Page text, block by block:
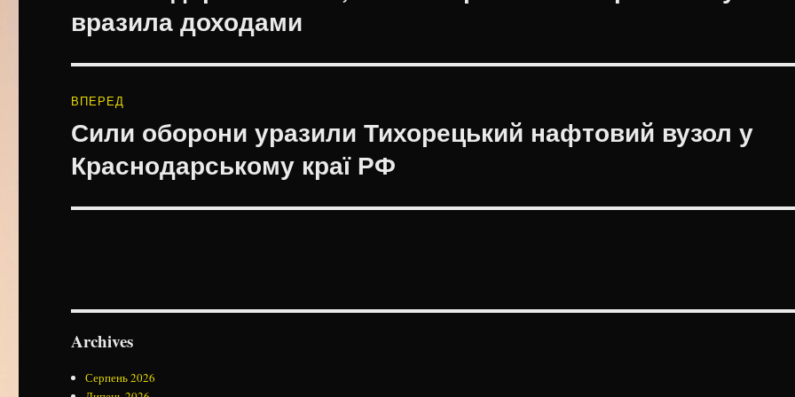
вразила доходами
ВПЕРЕД
Наступний
Сили оборони уразили Тихорецький нафтовий вузол у
Краснодарському краї РФ
Archives
Серпень 2026